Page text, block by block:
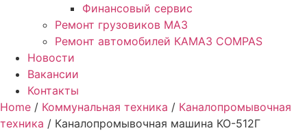
Финансовый сервис
Ремонт грузовиков МАЗ
Ремонт автомобилей КАМАЗ COMPAS
Новости
Вакансии
Контакты
Home / Коммунальная техника / Каналопромывочная
техника / Каналопромывочная машина КО-512Г